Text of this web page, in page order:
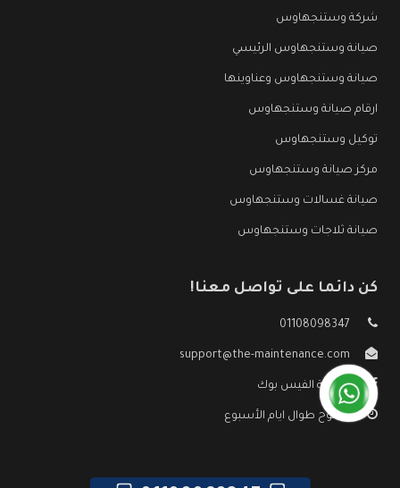
شركة وستنجهاوس
صيانة وستنجهاوس الرئيسي
صيانة وستنجهاوس وعناوينها
ارقام صيانة وستنجهاوس
توكيل وستنجهاوس
مركز صيانة وستنجهاوس
صيانة غسالات وستنجهاوس
صيانة ثلاجات وستنجهاوس
كن دائما على تواصل معنا!
01108098347
support@the-maintenance.com
صفحة الفيس بوك
مفتوح طوال ايام الأسبوع